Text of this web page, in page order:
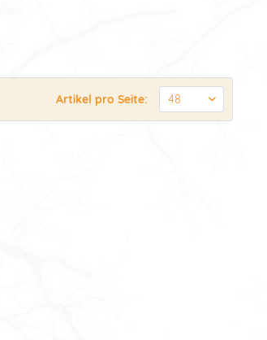
Artikel pro Seite: